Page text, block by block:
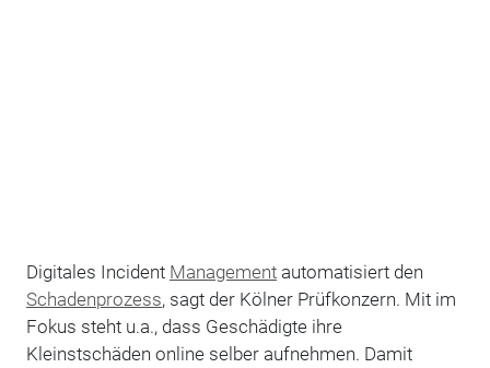
Digitales Incident Managementautomatisiert den
Schadenprozess, sagt der Kölner Prüfkonzern. Mit im
Fokus steht u.a., dass Geschädigte ihre
Kleinstschäden online selber aufnehmen. Damit